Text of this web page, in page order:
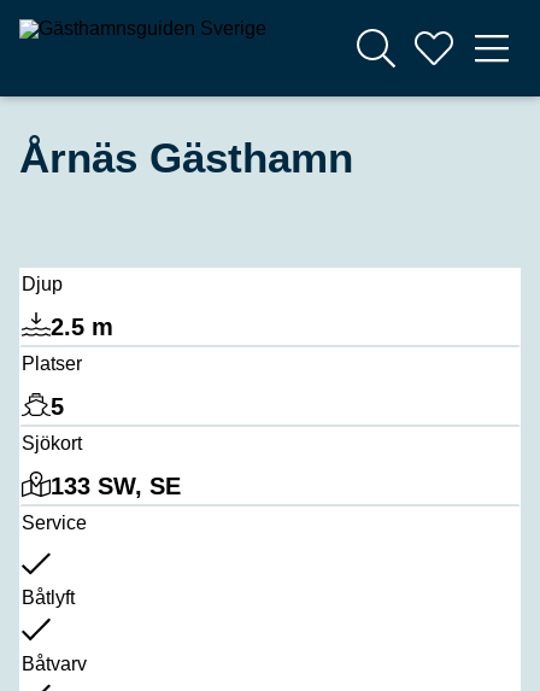
Årnäs Gästhamn
Djup
2.5 m
Platser
5
Sjökort
133 SW, SE
Service
Båtlyft
Båtvarv